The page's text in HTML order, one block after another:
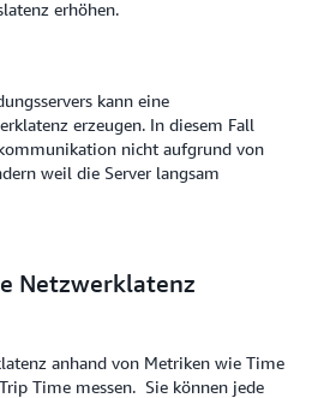
erhöhen.
kann eine
erzeugen. In diesem Fall
nicht aufgrund von
weil die Server langsam
Netzwerklatenz
anhand von Metriken wie Time
Time messen. Sie können jede